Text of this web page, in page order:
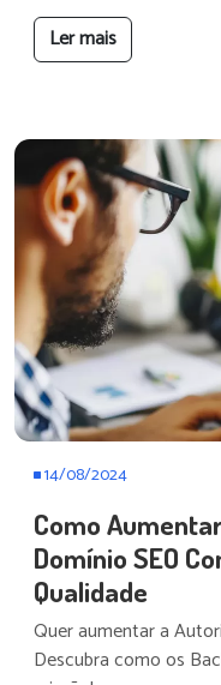
Ler mais
14/08/2024
Como
Domínio SEO
Qualidade
Quer aumentar a
Descubra como os